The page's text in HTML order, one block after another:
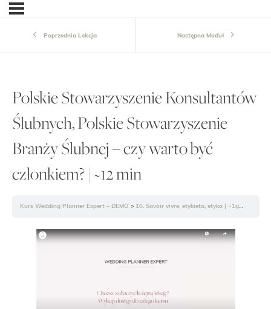
Poprzednia Lekcja Następna Moduł
Polskie Stowarzyszenie Konsultantów
Ślubnych, Polskie Stowarzyszenie
Branży Ślubnej – czy warto być
członkiem? | ~12 min
Kurs Wedding Planner Expert – DEMO 10. Savoir vivre, etykieta, etyka | ~1g37min